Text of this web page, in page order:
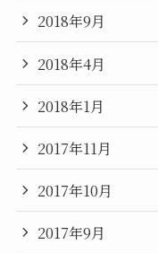
2018年9月
2018年4月
2018年1月
2017年11月
2017年10月
2017年9月